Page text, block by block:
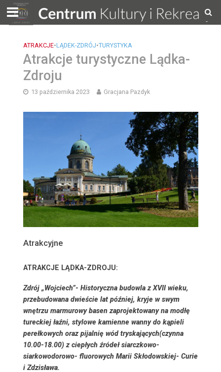
ATRAKCJE•LĄDEK-ZDRÓJ•TURYSTYKA
Atrakcje turystyczne Lądka-
Zdroju
13 października 2023 Gracjana Pazdyk
Atrakcyjne
ATRAKCJE LĄDKA-ZDROJU:
Zdrój „Wojciech”- Historyczna budowla z XVII wieku,
przebudowana dwieście lat później, kryje w swym
wnętrzu marmurowy basen zaprojektowany na modłę
tureckiej łaźni, stylowe kamienne wanny do kąpieli
perełkowych oraz pijalnię wód tryskających(czynna
10.00-18.00) z ciepłych źródeł siarczkowo-
siarkowodorowo- fluorowych Marii Skłodowskiej- Curie
i Zdzisława.